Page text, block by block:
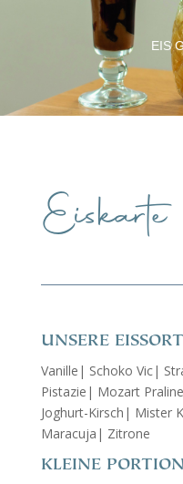
EIS
Eiskarte
UNSERE
Vanille| Schoko Vic|
Pistazie| Mozart
Joghurt-Kirsch| Mister
Maracuja| Zitrone
KLEINE